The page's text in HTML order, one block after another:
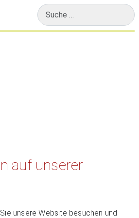
Suchen
auf unserer
unsere Website besuchen und